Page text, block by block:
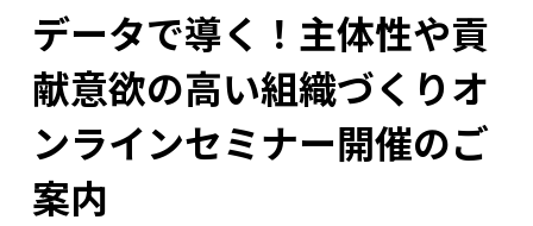
データで導く！主体性や貢
献意欲の高い組織づくりオ
ンラインセミナー開催のご
案内